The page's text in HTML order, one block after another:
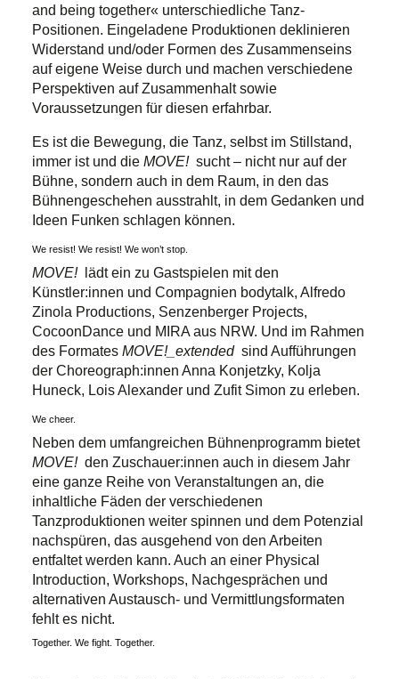
and being together« unterschiedliche Tanz-
Positionen. Eingeladene Produktionen deklinieren
Widerstand und/oder Formen des Zusammenseins
auf eigene Weise durch und machen verschiedene
Perspektiven auf Zusammenhalt sowie
Voraussetzungen für diesen erfahrbar.
Es ist die Bewegung, die Tanz, selbst im Stillstand,
immer ist und die MOVE!sucht – nicht nur auf der
Bühne, sondern auch in dem Raum, in den das
Bühnengeschehen ausstrahlt, in dem Gedanken und
Ideen Funken schlagen können.
We resist! We resist! We won’t stop.
MOVE!lädt ein zu Gastspielen mit den
Künstler:innen und Compagnien bodytalk, Alfredo
Zinola Productions, Senzenberger Projects,
CocoonDance und MIRA aus NRW. Und im Rahmen
des Formates MOVE!_extendedsind Aufführungen
der Choreograph:innen Anna Konjetzky, Kolja
Huneck, Lois Alexander und Zufit Simon zu erleben.
We cheer.
Neben dem umfangreichen Bühnenprogramm bietet
MOVE!den Zuschauer:innen auch in diesem Jahr
eine ganze Reihe von Veranstaltungen an, die
inhaltliche Fäden der verschiedenen
Tanzproduktionen weiter spinnen und dem Potenzial
nachspüren, das ausgehend von den Arbeiten
entfaltet werden kann. Auch an einer Physical
Introduction, Workshops, Nachgesprächen und
alternativen Austausch- und Vermittlungsformaten
fehlt es nicht.
Together. We fight. Together.